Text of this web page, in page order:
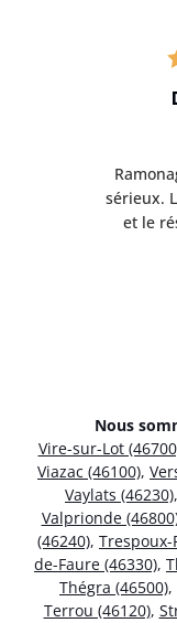
sérieux.
et le
Nous
Vire-sur-Lot
Viazac (46100),
Vaylats (46230),
Valprionde
(46240), Trespoux-
de-Faure (46330),
Thégra (46500),
Terrou (46120),